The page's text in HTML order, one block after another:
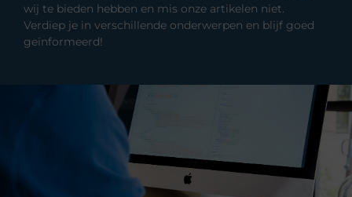
wij te bieden hebben en mis onze artikelen niet.
Verdiep je in verschillende onderwerpen en blijf goed
geïnformeerd!